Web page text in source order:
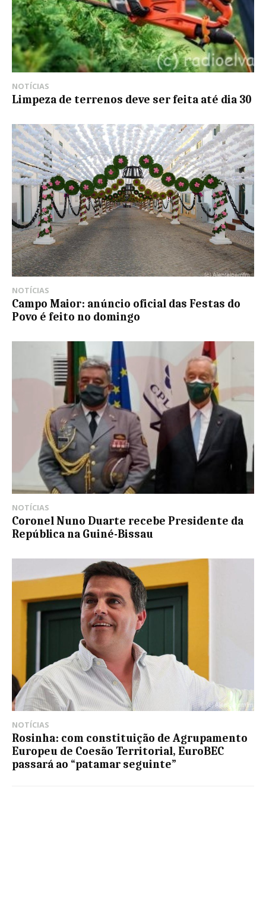
NOTÍCIAS
Limpeza de terrenos deve ser feita até dia 30
NOTÍCIAS
Campo Maior: anúncio oficial das Festas do
Povo é feito no domingo
NOTÍCIAS
Coronel Nuno Duarte recebe Presidente da
República na Guiné-Bissau
NOTÍCIAS
Rosinha: com constituição de Agrupamento
Europeu de Coesão Territorial, EuroBEC
passará ao “patamar seguinte”